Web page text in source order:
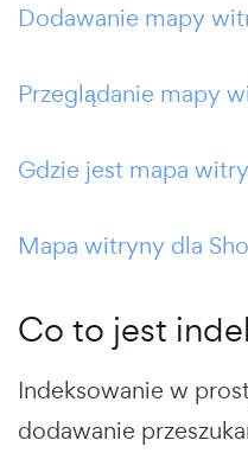
Dodawanie mapy
Przeglądanie mapy
Gdzie jest mapa
Mapa witryny dla
Co to jest
Indeksowanie w
dodawanie